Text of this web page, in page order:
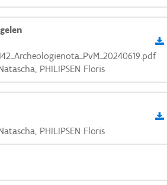
PHILIPSEN Floris
PHILIPSEN Floris